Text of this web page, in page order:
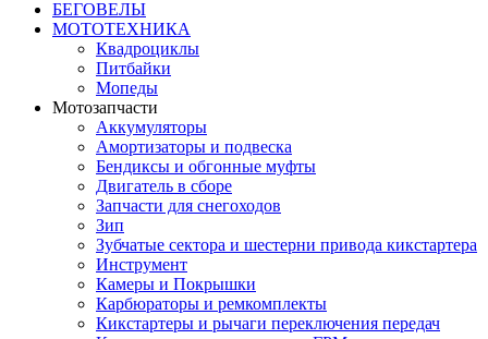
БЕГОВЕЛЫ
МОТОТЕХНИКА
Квадроциклы
Питбайки
Мопеды
Мотозапчасти
Аккумуляторы
Амортизаторы и подвеска
Бендиксы и обгонные муфты
Двигатель в сборе
Запчасти для снегоходов
Зип
Зубчатые сектора и шестерни привода кикстартера
Инструмент
Камеры и Покрышки
Карбюраторы и ремкомплекты
Кикстартеры и рычаги переключения передач